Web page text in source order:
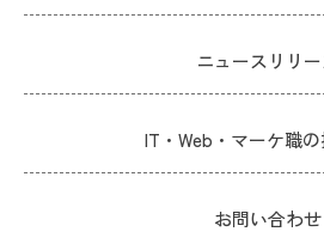
ニュースリリ
IT・Web・マーケ職
お問い合わせ